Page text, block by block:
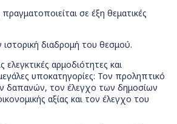
σε έξη θεματικές
διαδρομή του θεσμού.
αρμοδιότητες και
υποκατηγορίες: Τον προληπτικό
δαπανών, τον έλεγχο των δημοσίων
αξίας και τον έλεγχο του